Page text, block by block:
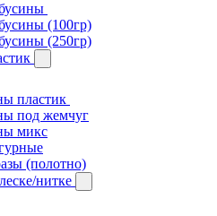
(100гр)
(250гр)
пластик
под жемчуг
микс
(полотно)
нитке